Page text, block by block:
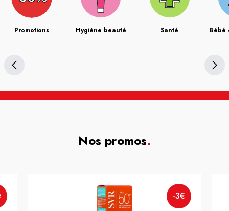
Promotions Hygiène beauté Santé Bébé
Nos promos.
-3€